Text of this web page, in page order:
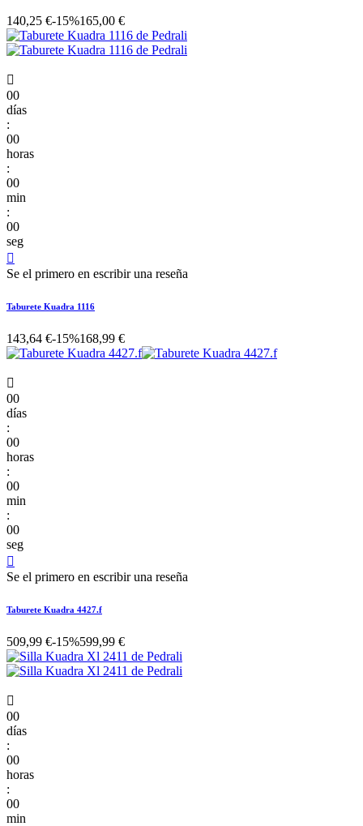
140,25 €-15%165,00 €

00
días
:
00
horas
:
00
min
:
00
seg

Se el primero en escribir una reseña
Taburete Kuadra 1116
143,64 €-15%168,99 €

00
días
:
00
horas
:
00
min
:
00
seg

Se el primero en escribir una reseña
Taburete Kuadra 4427.f
509,99 €-15%599,99 €

00
días
:
00
horas
:
00
min